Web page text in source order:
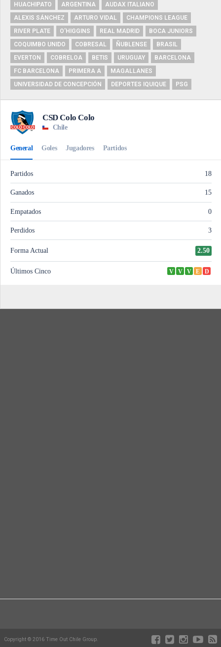
HUACHIPATO
ARGENTINA
AUDAX ITALIANO
ALEXIS SÁNCHEZ
ARTURO VIDAL
CHAMPIONS LEAGUE
RIVER PLATE
O'HIGGINS REAL MADRID
BOCA JUNIORS
COQUIMBO UNIDO
COBRESAL ÑUBLENSE
BRASIL
EVERTON
COBRELOA BETIS URUGUAY
BARCELONA
FC BARCELONA
PRIMERA A
MAGALLANES
UNIVERSIDAD DE CONCEPCIÓN
DEPORTES IQUIQUE PSG
Copyright © 2016 Time Out Chile Group.